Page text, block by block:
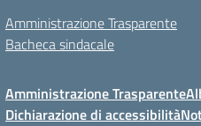
Amministrazione Trasparente
Bacheca sindacale
Amministrazione Trasparente
Dichiarazione di accessibilità